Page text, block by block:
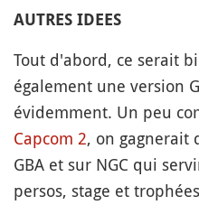
AUTRES IDEES
Tout d'abord, ce serait
également une version
évidemment. Un peu
Capcom 2, on gagnerait
GBA et sur NGC qui
persos, stage et